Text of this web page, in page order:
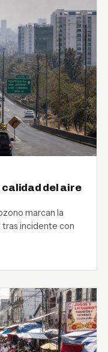
calidad del aire
marcan la
tras incidente con